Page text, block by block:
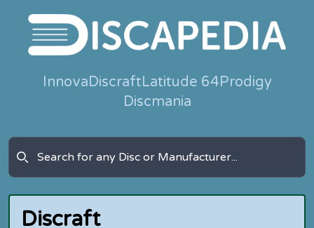
InnovaDiscraftLatitude 64Prodigy
Discmania
Discraft